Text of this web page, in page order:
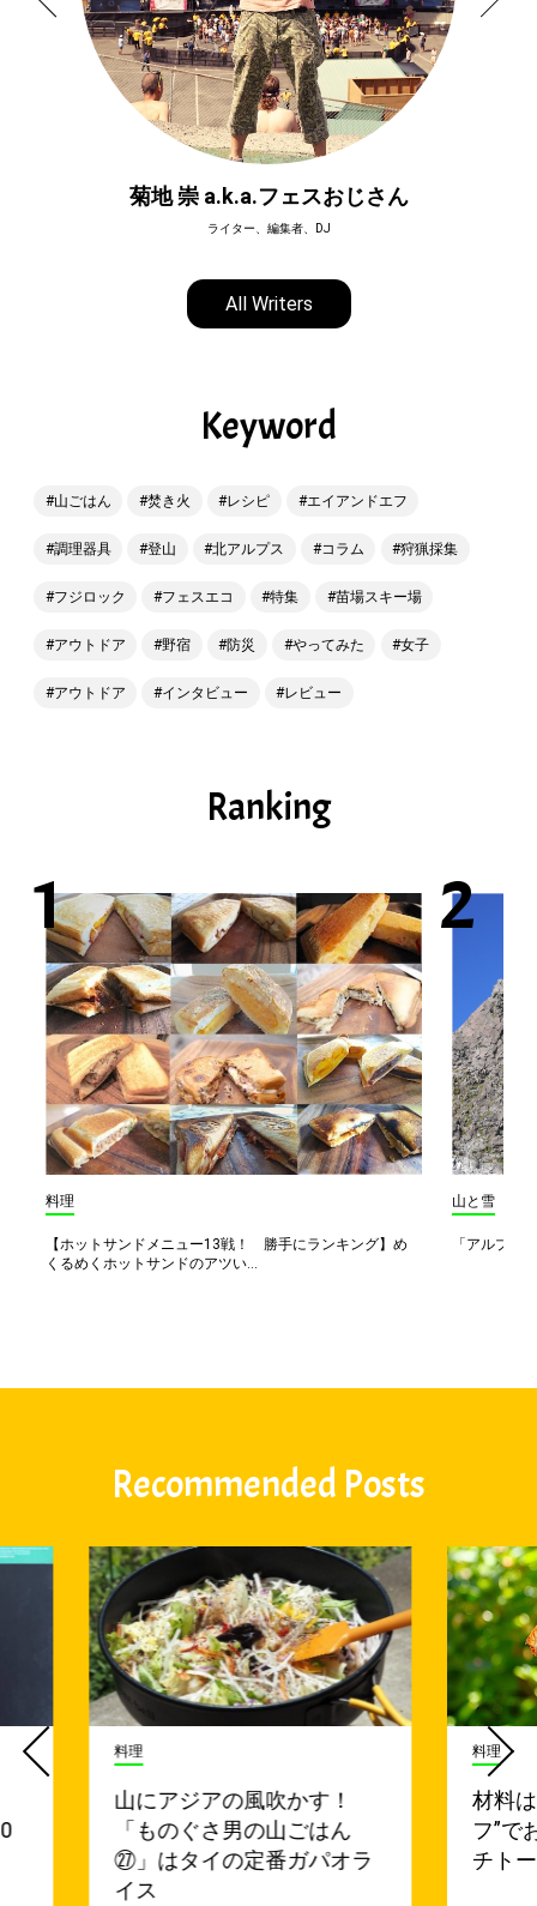
菊地 崇 a.k.a.フェスおじさん
ライター、編集者、DJ
All Writers
Keyword
山ごはん 焚き火 レシピ エイアンドエフ
調理器具 登山 北アルプス コラム 狩猟採集
フジロック フェスエコ 特集 苗場スキー場
アウトドア 野宿 防災 やってみた 女子
アウトドア インタビュー レビュー
Ranking
料理
【ホットサンドメニュー13戦！ 勝手にランキング】め
くるめくホットサンドのアツい...
山と雪
「アルプス
Recommended Posts
料理
山にアジアの風吹かす！
「ものぐさ男の山ごはん
㉗」はタイの定番ガパオラ
イス
料理
材料
フ”で
チト